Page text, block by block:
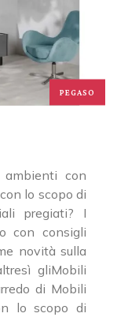
PEGASO
con
lo scopo di
pregiati? I
con consigli
novità sulla
gliMobili
di Mobili
lo scopo di